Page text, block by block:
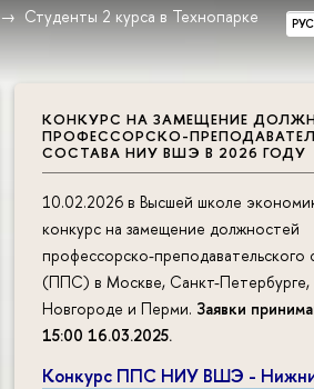
РУС
Студенты 2 курса в Технопарке
КОНКУРС НА ЗАМЕЩЕНИЕ
ПРОФЕССОРСКО-
СОСТАВА НИУ ВШЭ В 2026 ГОДУ
10.02.2026 в Высшей школе
конкурс на замещение должностей
профессорско-преподавательского
(ППС) в Москве, Санкт-
Новгороде и Перми. Заявки
15:00 16.03.2025.
Конкурс ППС НИУ ВШЭ -